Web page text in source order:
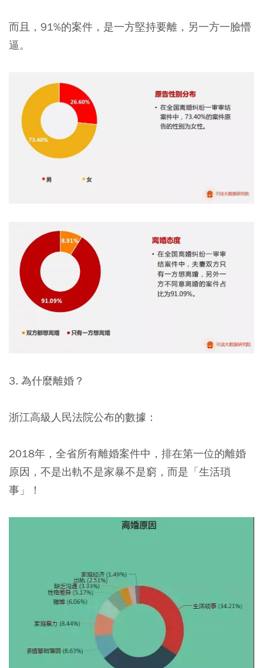
而且，91%的案件，是一方堅持要離，另一方一臉懵
逼。
3. 為什麼離婚？
浙江高級人民法院公布的數據：
2018年，全省所有離婚案件中，排在第一位的離婚
原因，不是出軌不是家暴不是窮，而是「生活瑣
事」！